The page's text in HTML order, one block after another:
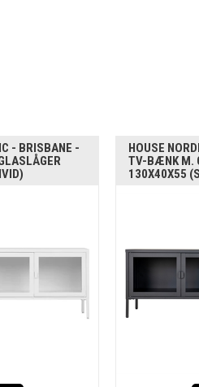
- BRISBANE -
HOUSE
TV-BÆNK M.
130X40X55